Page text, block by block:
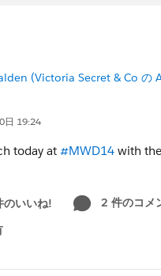
(Victoria Secret & Co の
日 19:24
today at #MWD14 with the
のいいね!
2 件のコメ